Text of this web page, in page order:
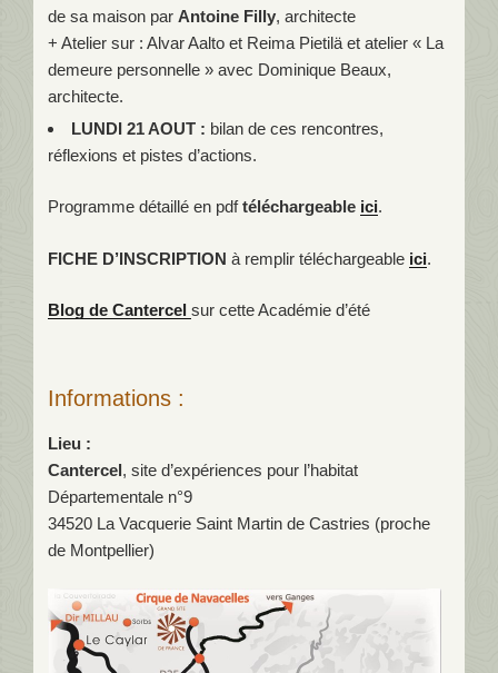
de sa maison par Antoine Filly, architecte
+ Atelier sur : Alvar Aalto et Reima Pietilä et atelier « La
demeure personnelle » avec Dominique Beaux,
architecte.
LUNDI 21 AOUT : bilan de ces rencontres,
réflexions et pistes d’actions.
Programme détaillé en pdftéléchargeable ici.
FICHE D’INSCRIPTION à remplir téléchargeable ici.
Blog de Cantercel sur cette Académie d’été
Informations :
Lieu :
Cantercel, site d’expériences pour l’habitat
Départementale n°9
34520 La Vacquerie Saint Martin de Castries (proche
de Montpellier)